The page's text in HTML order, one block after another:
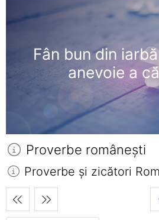
Fân bun din
anevoie a
Proverbe româneşti
Proverbe și zicători